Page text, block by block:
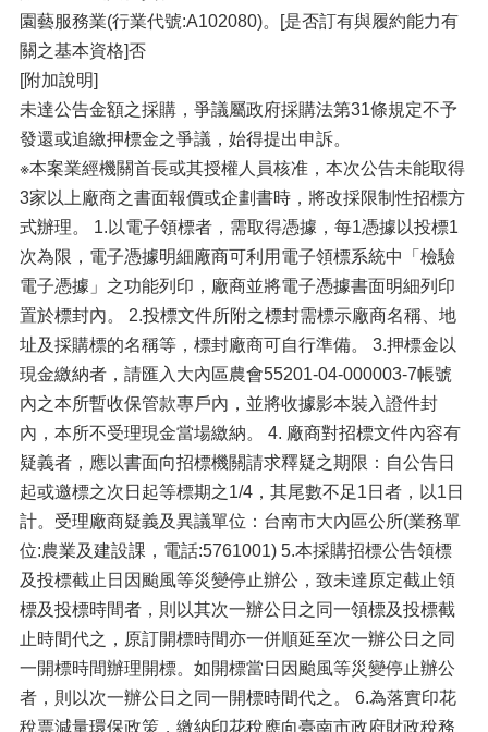
園藝服務業(行業代號:A102080)。[是否訂有與履約能力有
關之基本資格]否
[附加說明]
未達公告金額之採購，爭議屬政府採購法第31條規定不予
發還或追繳押標金之爭議，始得提出申訴。
※本案業經機關首長或其授權人員核准，本次公告未能取得
3家以上廠商之書面報價或企劃書時，將改採限制性招標方
式辦理。 1.以電子領標者，需取得憑據，每1憑據以投標1
次為限，電子憑據明細廠商可利用電子領標系統中「檢驗
電子憑據」之功能列印，廠商並將電子憑據書面明細列印
置於標封內。 2.投標文件所附之標封需標示廠商名稱、地
址及採購標的名稱等，標封廠商可自行準備。 3.押標金以
現金繳納者，請匯入大內區農會55201-04-000003-7帳號
內之本所暫收保管款專戶內，並將收據影本裝入證件封
內，本所不受理現金當場繳納。 4. 廠商對招標文件內容有
疑義者，應以書面向招標機關請求釋疑之期限：自公告日
起或邀標之次日起等標期之1/4，其尾數不足1日者，以1日
計。受理廠商疑義及異議單位：台南市大內區公所(業務單
位:農業及建設課，電話:5761001) 5.本採購招標公告領標
及投標截止日因颱風等災變停止辦公，致未達原定截止領
標及投標時間者，則以其次一辦公日之同一領標及投標截
止時間代之，原訂開標時間亦一併順延至次一辦公日之同
一開標時間辦理開標。如開標當日因颱風等災變停止辦公
者，則以次一辦公日之同一開標時間代之。 6.為落實印花
稅票減量環保政策，繳納印花稅應向臺南市政府財政稅務